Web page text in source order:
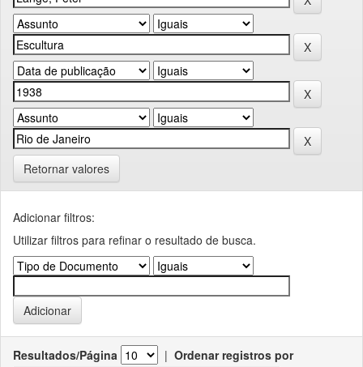
Retornar valores
Adicionar filtros:
Utilizar filtros para refinar o resultado de busca.
Resultados/Página | Ordenar registros por